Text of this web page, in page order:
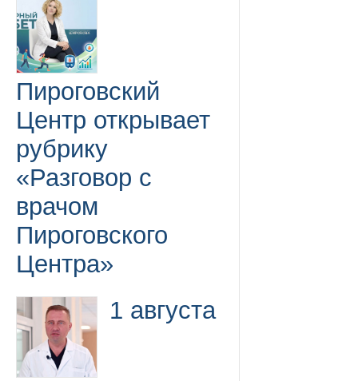
Пироговский
Центр открывает
рубрику
«Разговор с
врачом
Пироговского
Центра»
1 августа